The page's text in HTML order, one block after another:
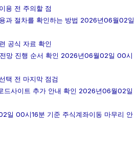
용 전 주의할 점
과 절차를 확인하는 방법 2026년06월02일
공식 자료 확인
망 진행 순서 확인 2026년06월02일 00시
택 전 마지막 점검
드사이트 추가 안내 확인 2026년06월02일
일 00시16분 기준 주식계좌이동 마무리 안